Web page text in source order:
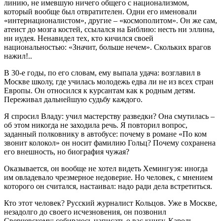
линию, не имевшую ничего общего с национализмом,
который вообще был отвратителен. Одни его именовали
«интернационалистом», другие – «космополитом». Он же сам,
атеист до мозга костей, ссылался на Библию: несть ни эллина,
ни иудея. Ненавидел тех, кто кичился своей
национальностью: «Значит, больше нечем». Скольких врагов
нажил!..
В 30-е годы, по его словам, ему выпала удача: возглавил в
Москве школу, где училась молодежь едва ли не из всех стран
Европы. Он относился к курсантам как к родным детям.
Переживал дальнейшую судьбу каждого.
Я спросил Владу: учил мастерству разведки? Она смутилась –
об этом никогда не заходила речь. Я повторил вопрос,
заданный полковнику в автобусе: почему в романе «По ком
звонит колокол» он носит фамилию Гольц? Почему сохранена
его внешность, но биография чужая?
Оказывается, он вообще не хотел видеть Хемингуэя: иногда
им овладевало чрезмерное недоверие. Но человек, с мнением
которого он считался, настаивал: надо ради дела встретиться.
Кто этот человек? Русский журналист Кольцов. Уже в Москве,
незадолго до своего исчезновения, он позвонил